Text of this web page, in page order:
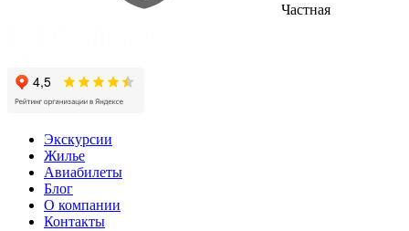
Частная
Экскурсии
Жилье
Авиабилеты
Блог
О компании
Контакты